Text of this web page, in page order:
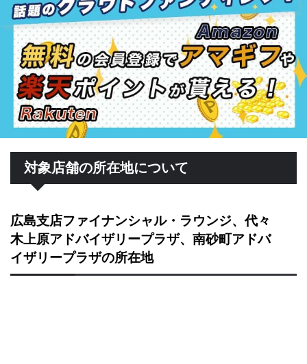
対象店舗の所在地について
広島支店ファイナンシャル・ラウンジ、代々
木上原アドバイザリープラザ、南砂町アドバ
イザリープラザの所在地